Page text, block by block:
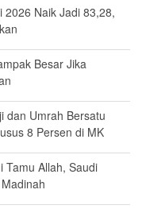
2026 Naik Jadi 83,28,
Besar Jika
dan Umrah Bersatu
8 Persen di MK
Tamu Allah, Saudi